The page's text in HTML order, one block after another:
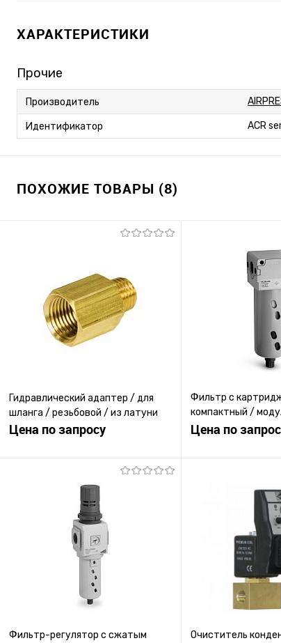
ХАРАКТЕРИСТИКИ
Прочие
Производитель
Идентификатор ACR
ПОХОЖИЕ ТОВАРЫ (8)
Гидравлический адаптер / для
шланга / резьбовой / из латуни
Цена по запросу
Запросить цену
Купить в 1 клик
В избранное
Фильтр с
компактный /
соединением с
Цена по
Купить в 1 клик
В избранное
Фильтр-регулятор с сжатым
Очиститель